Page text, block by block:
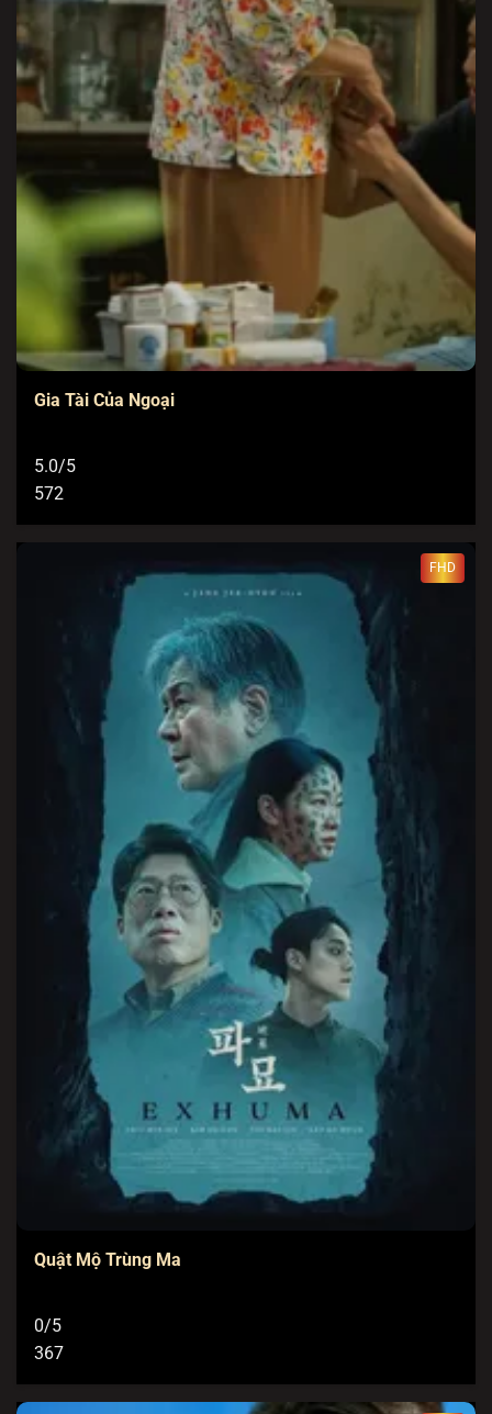
Gia Tài Của Ngoại
5.0/5
572
FHD
Quật Mộ Trùng Ma
0/5
367